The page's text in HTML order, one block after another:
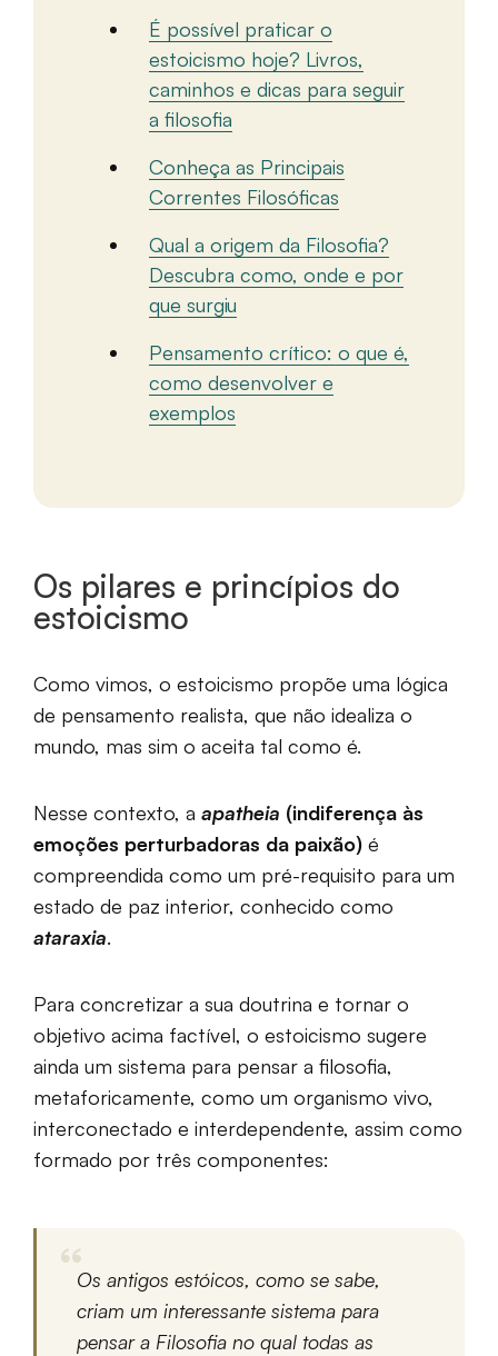
É possível praticar o
estoicismo hoje? Livros,
caminhos e dicas para seguir
a filosofia
Conheça as Principais
Correntes Filosóficas
Qual a origem da Filosofia?
Descubra como, onde e por
que surgiu
Pensamento crítico: o que é,
como desenvolver e
exemplos
Os pilares e princípios do
estoicismo
Como vimos, o estoicismo propõe uma lógica
de pensamento realista, que não idealiza o
mundo, mas sim o aceita tal como é.
Nesse contexto, a apatheia (indiferença às
emoções perturbadoras da paixão) é
compreendida como um pré-requisito para um
estado de paz interior, conhecido como
ataraxia.
Para concretizar a sua doutrina e tornar o
objetivo acima factível, o estoicismo sugere
ainda um sistema para pensar a filosofia,
metaforicamente, como um organismo vivo,
interconectado e interdependente, assim como
formado por três componentes:
Os antigos estóicos, como se sabe,
criam um interessante sistema para
pensar a Filosofia no qual todas as